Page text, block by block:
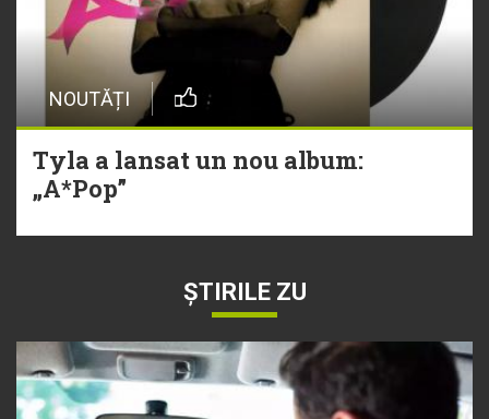
NOUTĂȚI
Tyla a lansat un nou album:
„A*Pop”
ȘTIRILE ZU